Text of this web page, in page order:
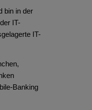
bin in der
IT-
IT-
Banking